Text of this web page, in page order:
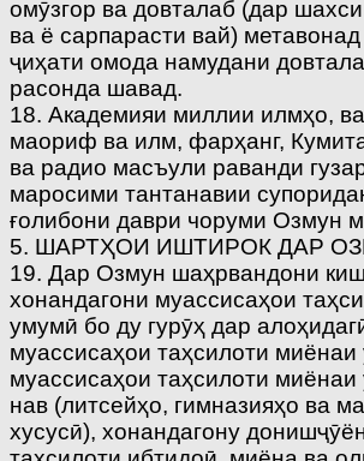
омӯзгор ва довталаб (дар
ва ё сарпарасти вай)
ҷиҳати омода намудани
расонда шавад.
18. Академияи миллии илмҳо,
маориф ва илм, фарҳанг,
ва радио масъули раванди
маросими тантанавии
ғолибони даври чоруми Озмун
5. ШАРТҲОИ ИШТИРОК ДАР
19. Дар Озмун шаҳрвандони
хонандагони муассисаҳои
умумӣ бо ду гурӯҳ дар
муассисаҳои таҳсилоти
муассисаҳои таҳсилоти
нав (литсейҳо, гимназияҳо ва
хусусӣ), хонандагону